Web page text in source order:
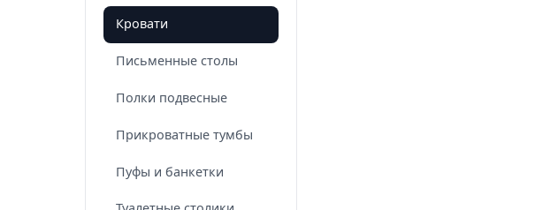
Кровати
Письменные столы
Полки подвесные
Прикроватные тумбы
Пуфы и банкетки